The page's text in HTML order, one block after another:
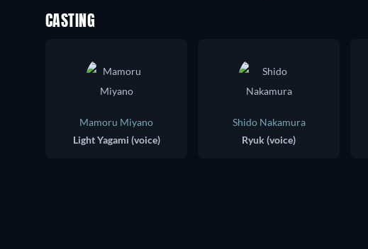
CASTING
Mamoru Miyano
Light Yagami (voice)
Shido Nakamura
Ryuk (voice)